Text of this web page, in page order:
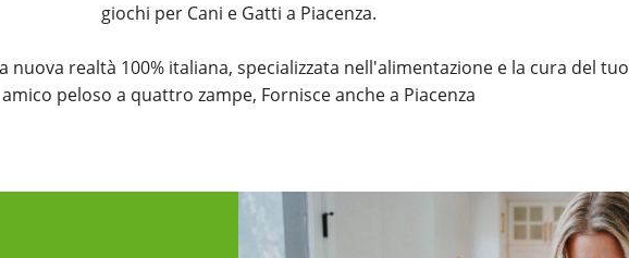
giochi per Cani e Gatti a Piacenza.
nuova realtà 100% italiana, specializzata nell'alimentazione e la cura del tuo
amico peloso a quattro zampe, Fornisce anche a Piacenza